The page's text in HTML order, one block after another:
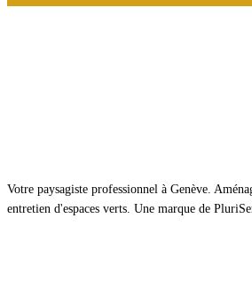
Votre paysagiste professionnel à Genève.
entretien d'espaces verts. Une marque de